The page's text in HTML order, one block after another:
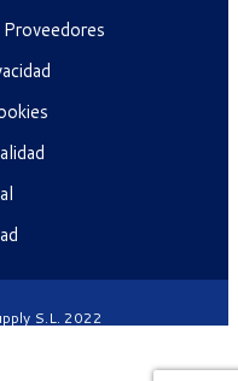
S.L. 2022